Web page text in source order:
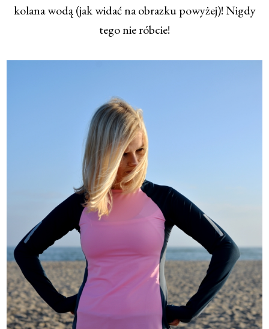
kolana wodą (jak widać na obrazku powyżej)! Nigdy
tego nie róbcie!